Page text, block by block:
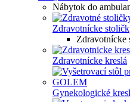
Nábytok do
Zdravotnícke
Zdravotnícke
Zdravotnícke kreslá
Gynekologické